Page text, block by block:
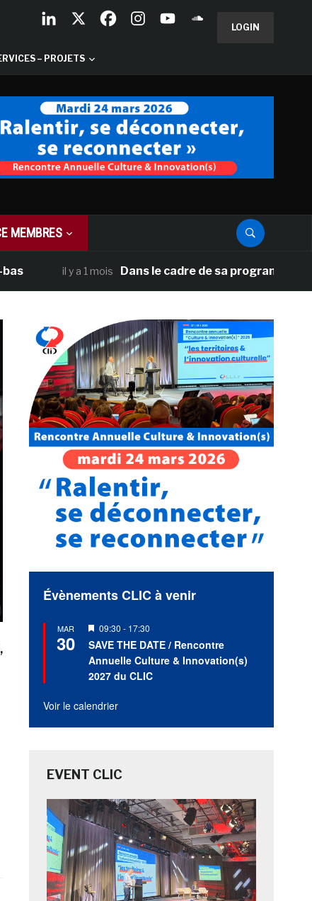
LOGIN
– PROJETS
MEMBRES
il y a 1 mois Dans le cadre de sa programmation
Évènements CLIC à venir
MAR
30
Mis
en
avant
09:30 - 17:30
SAVE THE DATE / Rencontre
Annuelle Culture & Innovation(s)
2027 du CLIC
Voir le calendrier
EVENT CLIC